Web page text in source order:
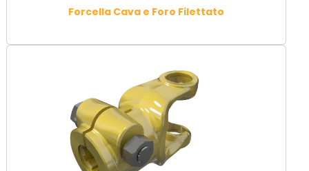
Forcella Cava e Foro Filettato